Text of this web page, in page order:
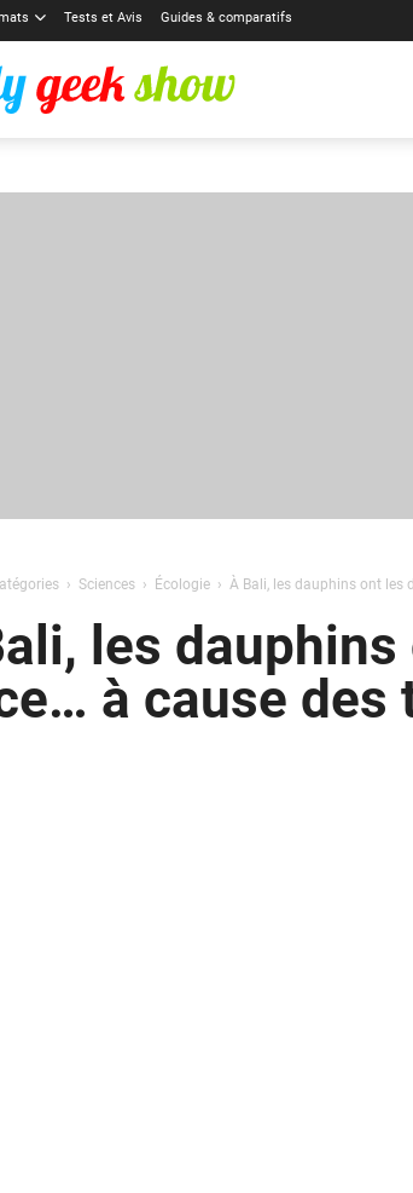
Tests et Avis Guides & comparatifs
Sciences Écologie À Bali, les dauphins ont les
les
à cause des